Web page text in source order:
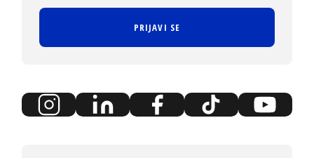
PRIJAVI SE